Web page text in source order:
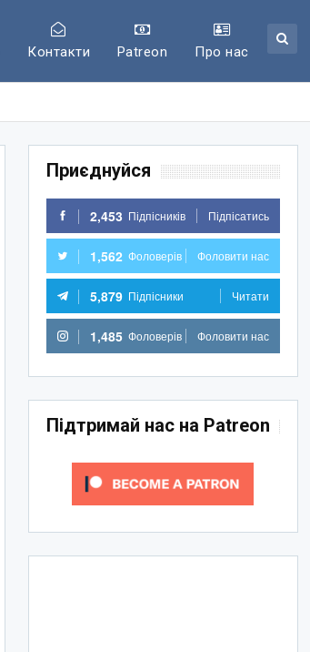
Контакти Patreon Про нас
Приєднуйся
2,453 Підпісників Підпісатись
1,562 Фоловерів Фоловити нас
5,879 Підпісники Читати
1,485 Фоловерів Фоловити нас
Підтримай нас на Patreon